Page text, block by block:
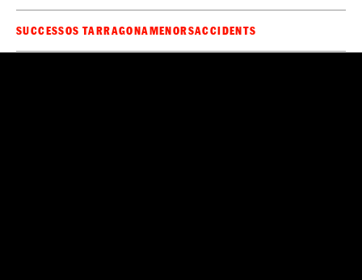
SUCCESSOS TARRAGONAMENORSACCIDENTS